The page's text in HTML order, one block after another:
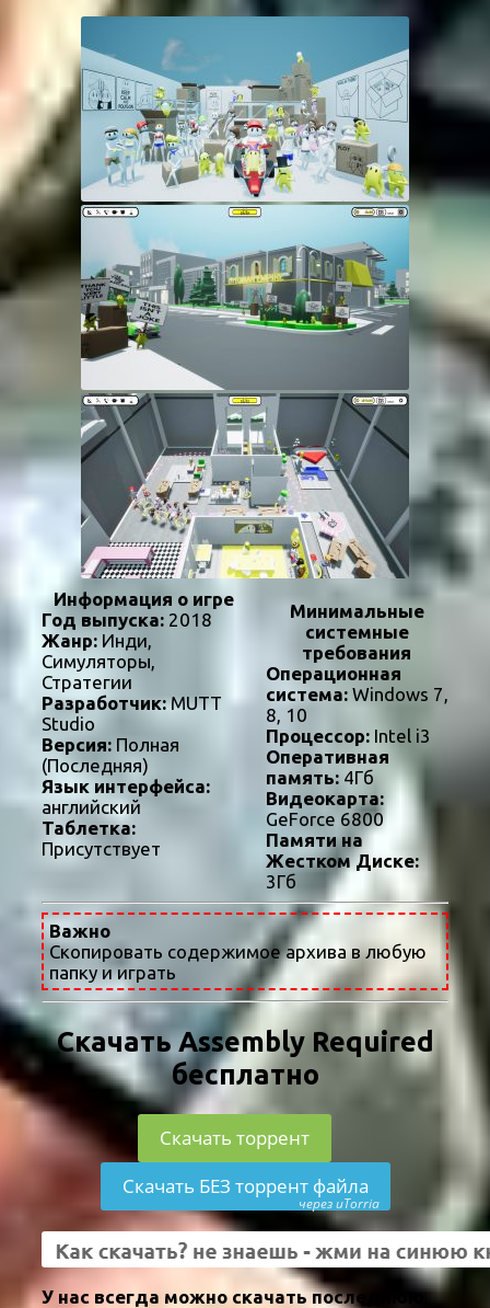
Информация о игре
Год выпуска: 2018
Жанр: Инди,
Симуляторы,
Стратегии
Разработчик:MUTT
Studio
Версия: Полная
(Последняя)
Язык интерфейса:
английский
Таблетка:
Присутствует
Минимальные
системные
требования
Операционная
система:Windows 7,
8, 10
Процессор:Intel i3
Оперативная
память:4Гб
Видеокарта:
GeForce 6800
Памяти на
Жестком Диске:
3Гб
Важно
Скопировать содержимое архива в любую
папку и играть
Скачать Assembly Required
бесплатно
Скачать торрент
Скачать БЕЗ торрент файла
через uTorria
У нас всегда можно скачать последнюю